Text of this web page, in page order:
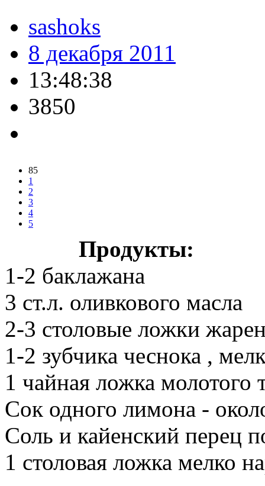
sashoks
8 декабря 2011
13:48:38
3850
85
1
2
3
4
5
Продукты:
1-2 баклажана
3 ст.л. оливкового масла
2-3 столовые ложки
1-2 зубчика чеснока ,
1 чайная ложка молотого
Сок одного лимона -
Соль и кайенский перец
1 столовая ложка мелко